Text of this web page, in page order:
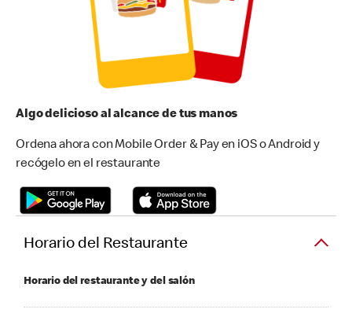
Algo delicioso al alcance de tus manos
Ordena ahora con Mobile Order & Pay en iOS o Android y
recógelo en el restaurante
Horario del Restaurante
Horario del restaurante y del salón